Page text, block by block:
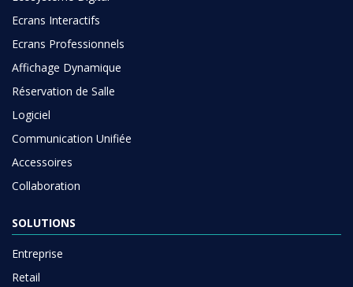
Ecrans Interactifs
Ecrans Professionnels
Affichage Dynamique
Réservation de Salle
Logiciel
Communication Unifiée
Accessoires
Collaboration
SOLUTIONS
Entreprise
Retail